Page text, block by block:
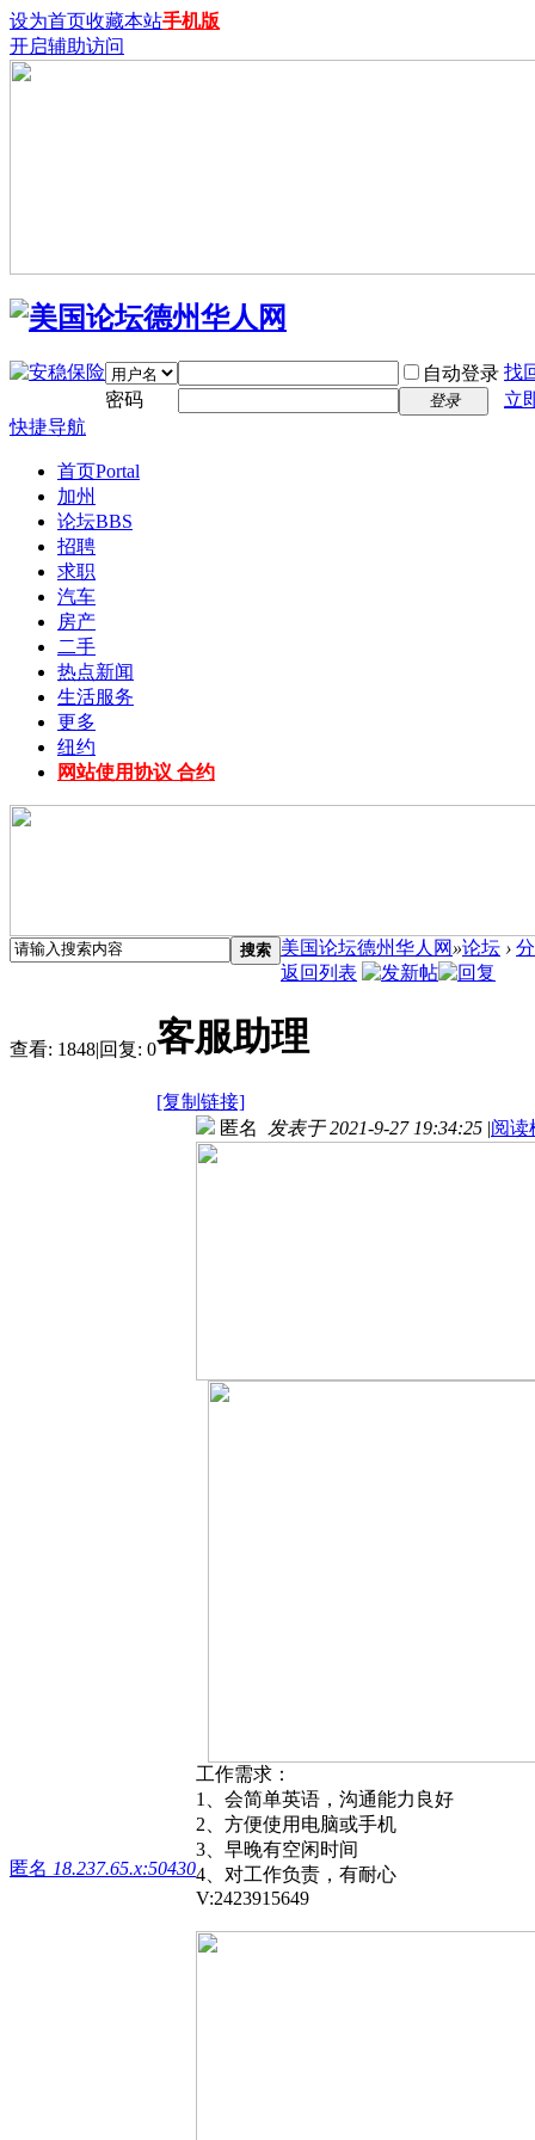
设为首页收藏本站手机版
开启辅助访问
自动登录 找
密码
登录
立
快捷导航
首页Portal
加州
论坛BBS
招聘
求职
汽车
房产
二手
热点新闻
生活服务
更多
纽约
网站使用协议 合约
搜索 美国论坛德州华人网 »论坛 ›
返回列表
查看: 1848|回复: 0客服助理
[复制链接]
匿名 18.237.65.x:50430
匿名 发表于 2021-9-27 19:34:25 |阅读
工作需求：
1、会简单英语，沟通能力良好
2、方便使用电脑或手机
3、早晚有空闲时间
4、对工作负责，有耐心
V:2423915649